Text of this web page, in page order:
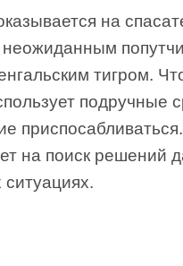
на
неожиданным
тигром.
подручные
на поиск решений